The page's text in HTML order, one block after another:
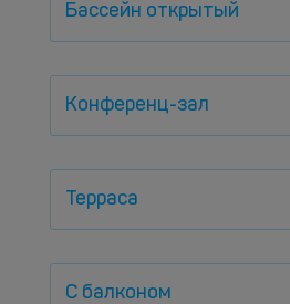
Бассейн открытый
Конференц-зал
Терраса
С балконом